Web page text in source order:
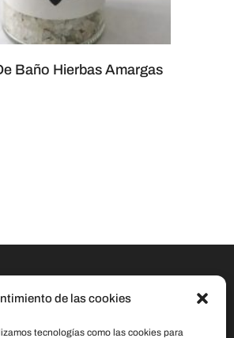
de las cookies
tecnologías como las cookies para
Baño Hierbas Amargas